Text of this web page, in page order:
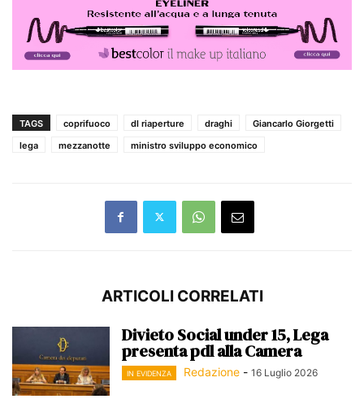
TAGS coprifuoco dl riaperture draghi
Giancarlo Giorgetti
lega
mezzanotte ministro sviluppo economico
ARTICOLI CORRELATI
Divieto Social under 15, Lega
presenta pdl alla Camera
IN EVIDENZA Redazione - 16 Luglio 2026